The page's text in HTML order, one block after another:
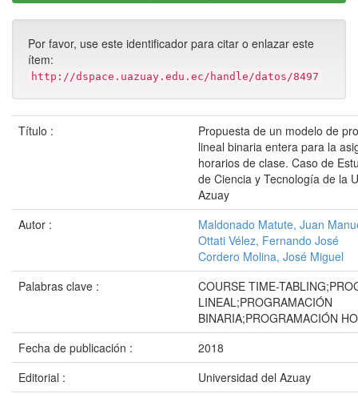
Por favor, use este identificador para citar o enlazar este
ítem:
http://dspace.uazuay.edu.ec/handle/datos/8497
Título :
Propuesta de un modelo de
lineal binaria entera para la
horarios de clase. Caso de
de Ciencia y Tecnología de la
Azuay
Autor :
Maldonado Matute, Juan
Ottati Vélez, Fernando José
Cordero Molina, José Miguel
Palabras clave :
COURSE TIME-
LINEAL;PROGRAMACIÓN
BINARIA;PROGRAMACIÓN
Fecha de publicación :
2018
Editorial :
Universidad del Azuay